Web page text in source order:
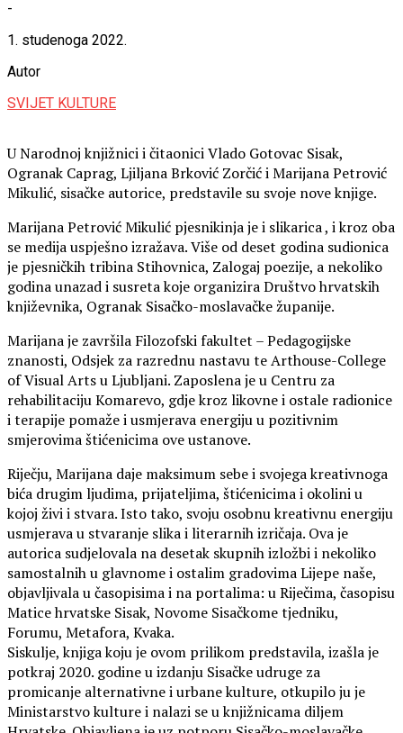
-
1. studenoga 2022.
Autor
SVIJET KULTURE
U Narodnoj knjižnici i čitaonici Vlado Gotovac Sisak,
Ogranak Caprag, Ljiljana Brković Zorčić i Marijana Petrović
Mikulić, sisačke autorice, predstavile su svoje nove knjige.
Marijana Petrović Mikulić pjesnikinja je i slikarica , i kroz oba
se medija uspješno izražava. Više od deset godina sudionica
je pjesničkih tribina Stihovnica, Zalogaj poezije, a nekoliko
godina unazad i susreta koje organizira Društvo hrvatskih
književnika, Ogranak Sisačko-moslavačke županije.
Marijana je završila Filozofski fakultet – Pedagogijske
znanosti, Odsjek za razrednu nastavu te Arthouse-College
of Visual Arts u Ljubljani. Zaposlena je u Centru za
rehabilitaciju Komarevo, gdje kroz likovne i ostale radionice
i terapije pomaže i usmjerava energiju u pozitivnim
smjerovima štićenicima ove ustanove.
Riječju, Marijana daje maksimum sebe i svojega kreativnoga
bića drugim ljudima, prijateljima, štićenicima i okolini u
kojoj živi i stvara. Isto tako, svoju osobnu kreativnu energiju
usmjerava u stvaranje slika i literarnih izričaja. Ova je
autorica sudjelovala na desetak skupnih izložbi i nekoliko
samostalnih u glavnome i ostalim gradovima Lijepe naše,
objavljivala u časopisima i na portalima: u Riječima, časopisu
Matice hrvatske Sisak, Novome Sisačkome tjedniku,
Forumu, Metafora, Kvaka.
Siskulje, knjiga koju je ovom prilikom predstavila, izašla je
potkraj 2020. godine u izdanju Sisačke udruge za
promicanje alternativne i urbane kulture, otkupilo ju je
Ministarstvo kulture i nalazi se u knjižnicama diljem